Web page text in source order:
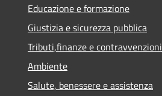
Educazione e formazione
Giustizia e sicurezza pubblica
Tributi,finanze e contravvenzioni
Ambiente
Salute, benessere e assistenza